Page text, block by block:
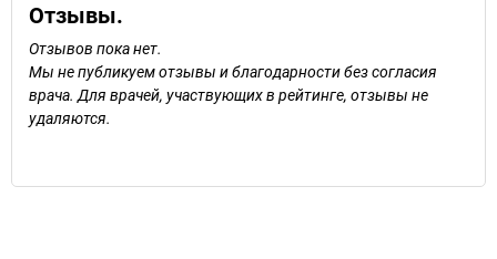
Отзывы.
Отзывов пока нет.
Мы не публикуем отзывы и благодарности без согласия
врача. Для врачей, участвующих в рейтинге, отзывы не
удаляются.